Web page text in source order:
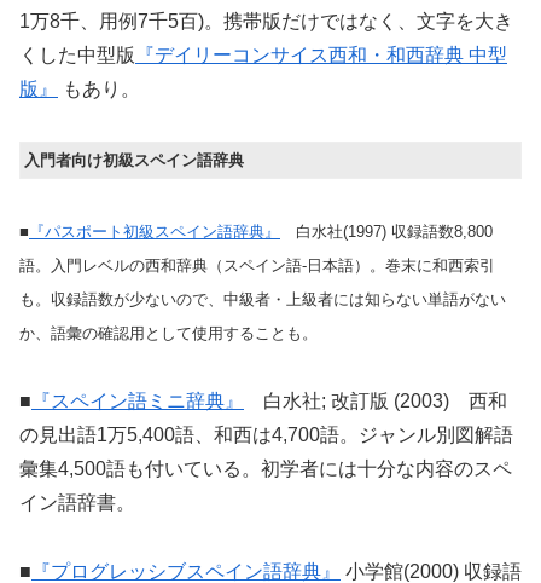
1万8千、用例7千5百)。 携帯版だけではなく、文字を大き
くした中型版
『デイリーコンサイス西和・和西辞典 中型
版』
もあり。
入門者向け初級スペイン語辞典
■ 『パスポート初級スペイン語辞典』
白水社(1997) 収録語数8,800
語。入門レベルの西和辞典（スペイン語-日本語）。巻末に和西索引
も。収録語数が少ないので、中級者・上級者には知らない単語がない
か、語彙の確認用として使用することも。
■ 『スペイン語ミニ辞典』
白水社; 改訂版 (2003) 西和
の見出語1万5,400語、和西は4,700語。ジャンル別図解語
彙集4,500語も付いている。初学者には十分な内容のスペ
イン語辞書。
■ 『プログレッシブスペイン語辞典』
小学館(2000) 収録語